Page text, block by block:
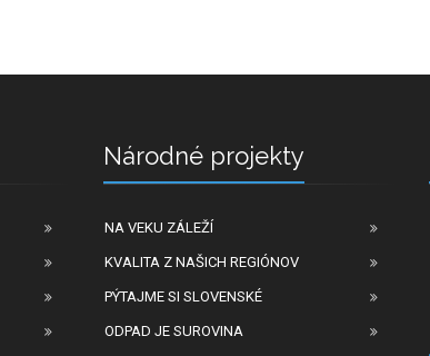
Národné projekty
NA VEKU ZÁLEŽÍ
KVALITA Z NAŠICH REGIÓNOV
PÝTAJME SI SLOVENSKÉ
ODPAD JE SUROVINA